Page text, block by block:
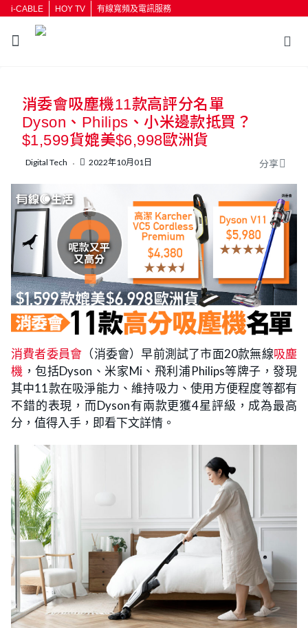
i-CABLE HOY TV 有線寬頻及電訊服務
按輸入鍵開始搜尋
消委會吸塵機11款高評分名單
Dyson、Philips、小米邊款抵買？
$1,599貨媲美$6,998歐洲貨
Digital Tech 2022年10月01日 分享
消費者委員會 （消委會）早前測試了市面20款無線吸塵
機 ，包括Dyson、米家Mi、飛利浦Philips等牌子，發現
其中11款在吸淨能力、維持吸力、使用方便程度等都有
不錯的表現，而Dyson有兩款更獲4星評級，成為最高
分，值得入手，即看下文詳情。